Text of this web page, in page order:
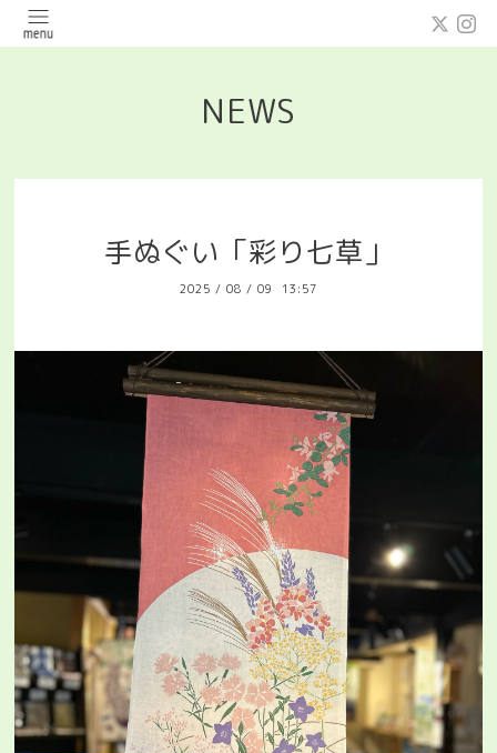
NEWS
手ぬぐい「彩り七草」
2025 / 08 / 09 13:57